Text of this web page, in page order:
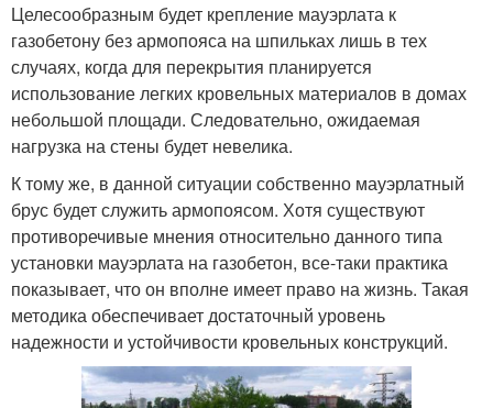
Целесообразным будет крепление мауэрлата к
газобетону без армопояса на шпильках лишь в тех
случаях, когда для перекрытия планируется
использование легких кровельных материалов в домах
небольшой площади. Следовательно, ожидаемая
нагрузка на стены будет невелика.
К тому же, в данной ситуации собственно мауэрлатный
брус будет служить армопоясом. Хотя существуют
противоречивые мнения относительно данного типа
установки мауэрлата на газобетон, все-таки практика
показывает, что он вполне имеет право на жизнь. Такая
методика обеспечивает достаточный уровень
надежности и устойчивости кровельных конструкций.